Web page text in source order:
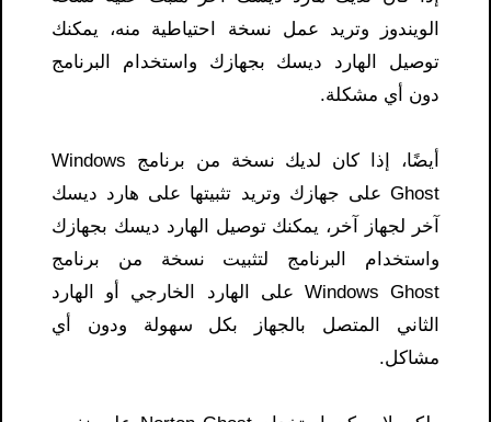
الويندوز وتريد عمل نسخة احتياطية منه، يمكنك
توصيل الهارد ديسك بجهازك واستخدام البرنامج
دون أي مشكلة.
أيضًا، إذا كان لديك نسخة من برنامج Windows
Ghost على جهازك وتريد تثبيتها على هارد ديسك
آخر لجهاز آخر، يمكنك توصيل الهارد ديسك بجهازك
واستخدام البرنامج لتثبيت نسخة من برنامج
Windows Ghost على الهارد الخارجي أو الهارد
الثاني المتصل بالجهاز بكل سهولة ودون أي
مشاكل.